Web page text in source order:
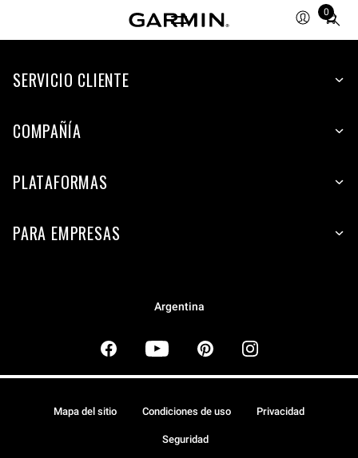
0
Total
items
cart:
SERVICIO CLIENTE
COMPAÑÍA
PLATAFORMAS
PARA EMPRESAS
Argentina
Mapa del sitio Condiciones de uso Privacidad
Seguridad